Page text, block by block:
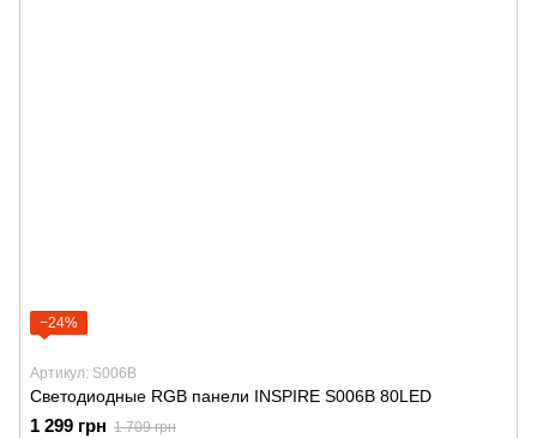
−24%
Артикул: S006B
Светодиодные RGB панели INSPIRE S006B 80LED
1 299 грн 1 709 грн